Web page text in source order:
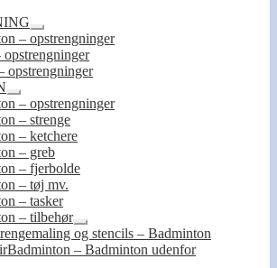
Udfold
undermenu
– opstrengninger
opstrengninger
opstrengninger
Udfold
undermenu
– opstrengninger
– strenge
– ketchere
– greb
– fjerbolde
– tøj mv.
– tasker
– tilbehør
Udfold
undermenu
og stencils – Badminton
– Badminton udenfor